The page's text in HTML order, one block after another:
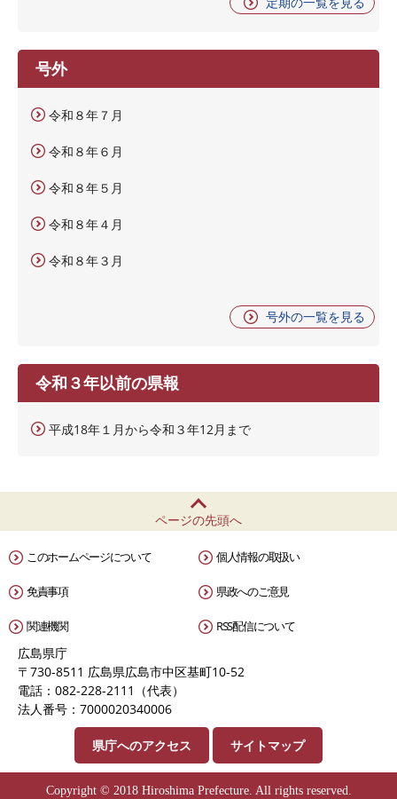
号外
令和８年７月
令和８年６月
令和８年５月
令和８年４月
令和８年３月
号外の一覧を見る
令和３年以前の県報
平成18年１月から令和３年12月まで
ページの先頭へ
このホームページについて 個人情報の取扱い
免責事項 県政へのご意見
関連機関 RSS配信について
広島県庁
〒730-8511 広島県広島市中区基町10-52
電話：082-228-2111（代表）
法人番号：7000020340006
県庁へのアクセス サイトマップ
Copyright © 2018 Hiroshima Prefecture. All rights reserved.